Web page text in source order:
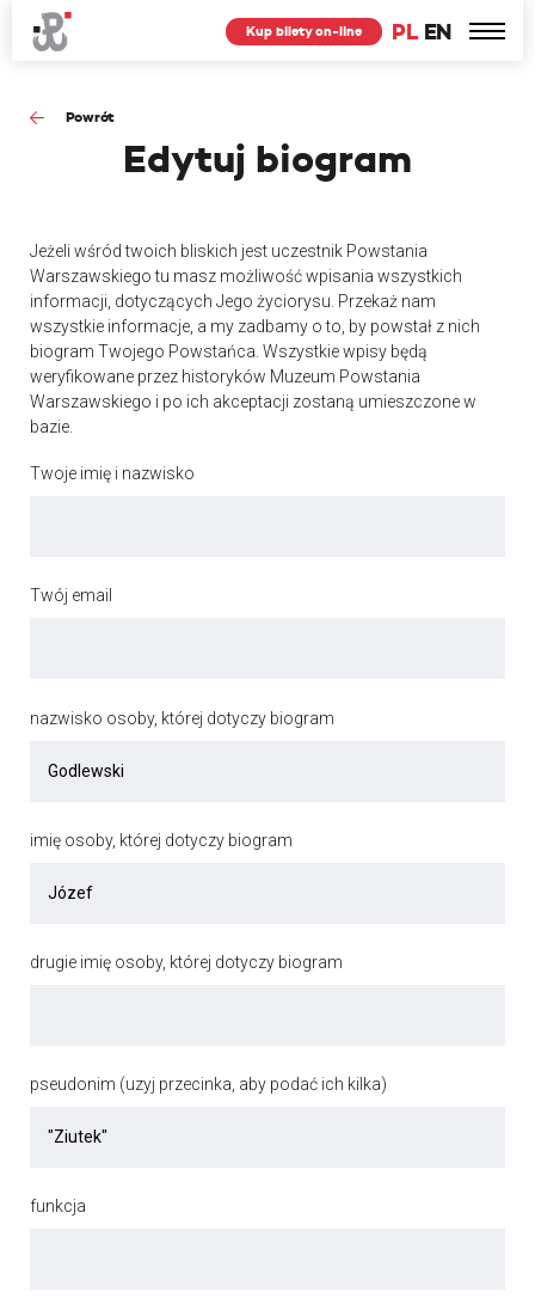
PL EN
Kup bilety on-line
Powrót
Edytuj biogram
Jeżeli wśród twoich bliskich jest uczestnik Powstania
Warszawskiego tu masz możliwość wpisania wszystkich
informacji, dotyczących Jego życiorysu. Przekaż nam
wszystkie informacje, a my zadbamy o to, by powstał z nich
biogram Twojego Powstańca. Wszystkie wpisy będą
weryfikowane przez historyków Muzeum Powstania
Warszawskiego i po ich akceptacji zostaną umieszczone w
bazie.
Twoje imię i nazwisko
Twój email
nazwisko osoby, której dotyczy biogram
imię osoby, której dotyczy biogram
drugie imię osoby, której dotyczy biogram
pseudonim (uzyj przecinka, aby podać ich kilka)
funkcja